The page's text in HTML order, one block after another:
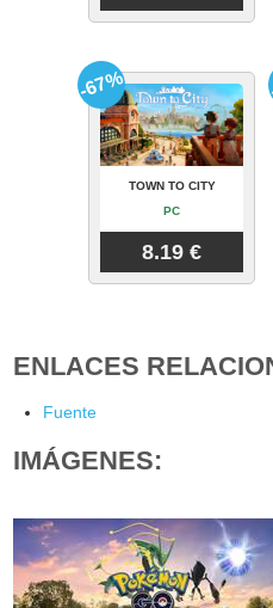
TOWN TO CITY
PC
8.19 €
-67%
ENLACES
Fuente
IMÁGENES: